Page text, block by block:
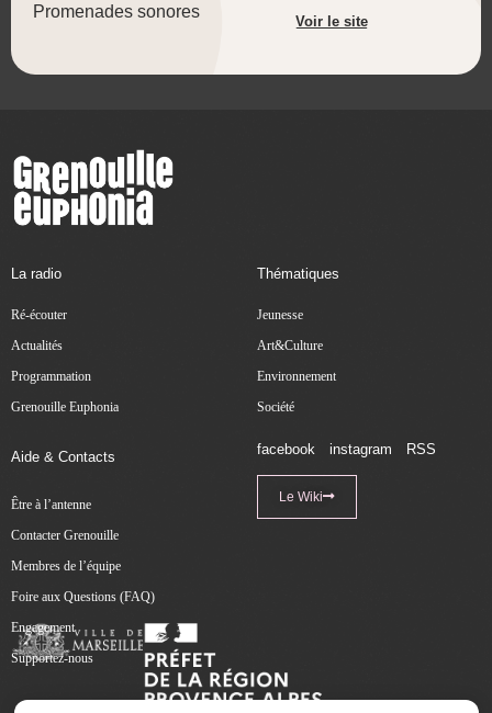
Promenades sonores
Voir le site
La radio
Ré-écouter
Actualités
Programmation
Grenouille Euphonia
Thématiques
Jeunesse
Art&Culture
Environnement
Société
Aide & Contacts
Être à l’antenne
Contacter Grenouille
Membres de l’équipe
Foire aux Questions (FAQ)
Engagement
Supportez-nous
facebook instagram RSS
Le Wiki